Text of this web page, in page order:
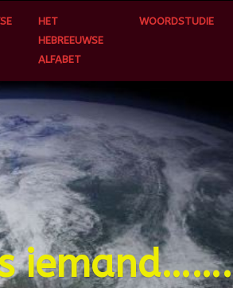
HET
HEBREEUWSE
ALFABET
WOORDSTUDIE
iemand…….